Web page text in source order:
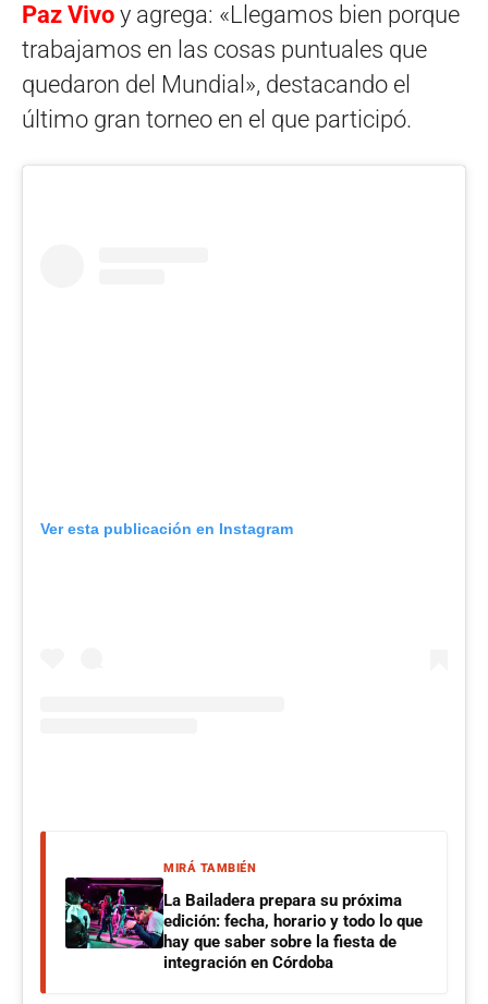
Paz Vivo y agrega: «Llegamos bien porque
trabajamos en las cosas puntuales que
quedaron del Mundial», destacando el
último gran torneo en el que participó.
Ver esta publicación en Instagram
MIRÁ TAMBIÉN
La Bailadera prepara su próxima
edición: fecha, horario y todo lo que
hay que saber sobre la fiesta de
integración en Córdoba